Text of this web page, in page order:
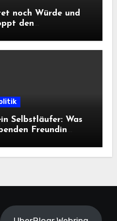
noch Würde und
den
Selbstläufer: Was
Freundin